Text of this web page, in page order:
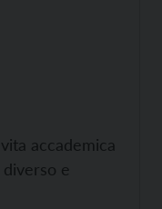
accademica
e